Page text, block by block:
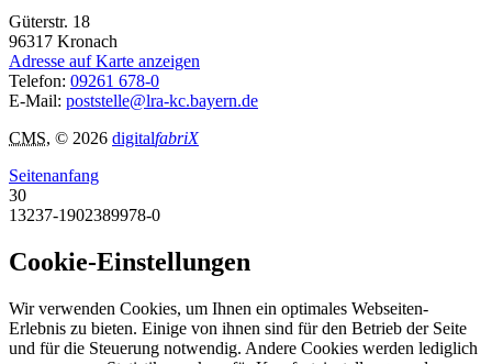
Güterstr. 18
96317 Kronach
Adresse auf Karte anzeigen
Telefon: 09261 678-0
E-Mail: poststelle@lra-kc.bayern.de
CMS, © 2026 digitalfabriX
Seitenanfang
30
13237-1902389978-0
Cookie-Einstellungen
Wir verwenden Cookies, um Ihnen ein optimales Webseiten-
Erlebnis zu bieten. Einige von ihnen sind für den Betrieb der Seite
und für die Steuerung notwendig. Andere Cookies werden lediglich